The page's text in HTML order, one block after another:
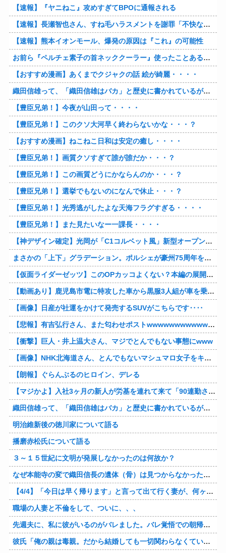
【速報】『ヤニねこ』攻めすぎてBPOに通報される
【速報】長瀬智也さん、すね毛ハラスメントを謝罪「不快な思いをさせて申し訳ありませんでした」
【速報】熊本イオンモール、爆発の原因は『これ』の可能性
お前ら『ペルチェ素子の首ネッククーラー』使ったことあるか？
【おすすめ漫画】あくまでクジャクの話 絵が綺麗・・・・
織田信雄って、「織田信雄はバカ」と歴史に書かれているが今まで家が残っているんでバカではないよな？
【豊臣兄弟！】今夜が山田って・・・・
【豊臣兄弟！】このクソ大河早く終わらないかな・・・？
【おすすめ漫画】ねこねこ日和は安定の癒し・・・・
【豊臣兄弟！】画質クソすぎて誰が誰だか・・・？
【豊臣兄弟！】この画質どうにかならんのか・・・？
【豊臣兄弟！】選挙でもないのになんで休止・・・？
【豊臣兄弟！】光秀逃がしたよな天海フラグすぎる・・・・
【豊臣兄弟！】また見たいなー一課長・・・・
【神デザイン確定】光岡が「C1コルベット風」新型オープンカーの最新ティーザー画像を公開、マツダ・ロードスターの信頼性にレトロな外観がドッキング
まさかの「上下」グラデーション。ポルシェが豪州75周年を祝う特別モデル「911 Turbo S Land Down Under」を発表、1951年の「見果てぬ夢」が内外装に再現
【仮面ライダーゼッツ】このOPカッコよくない？本編の展開ちゃんと反映してて完成度高いし
【動画あり】鹿児島市電に特攻した車から黒服3人組が車を乗り捨てて逃走
【画像】日産が社運をかけて発売するSUVがこちらです‥‥
【悲報】有吉弘行さん、また匂わせポストwwwwwwwwwwwwwwww
【衝撃】巨人・井上温大さん、マジでとんでもない事態にwww
【画像】NHK北海道さん、とんでもないマシュマロ女子をキャスターに起用してしまうwwwwwwww
【朗報】ぐらんぶるのヒロイン、デレる
【マジかよ】入社3ヶ月の新人が労基を連れて来て「90連勤させられました」「労働基準法違反です」→俺「彼は30連休中ですが?」
織田信雄って、「織田信雄はバカ」と歴史に書かれているが今まで家が残っているんでバカではないよな？
明治維新後の徳川家について語る
播磨赤松氏について語る
３～１５世紀に文明が発展しなかったのは何故か？
なぜ本能寺の変で織田信長の遺体（骨）は見つからなかったのか
【4/4】「今日は早く帰ります」と言って出て行く妻が、何ヶ月ぶりだろう、見送る私に振り返って手を振っている。罪のなせる気持ちの表れなのか。今日の午後調査員から連絡が入る…
職場の人妻と不倫をして、ついに、、、
先週夫に、私に彼がいるのがバレました。バレ覚悟での朝帰りでしたが・・・ 私は意志を持って彼に抱かれました。その時にはもう結婚生活を終わりにする覚悟が出来ていました。
彼氏「俺の親は毒親。だから結婚しても一切関わらなくていい」私「うん」彼氏「そのかわり俺もお前の親と一切関わらない。結婚の挨拶にも行かない」私「えっ」